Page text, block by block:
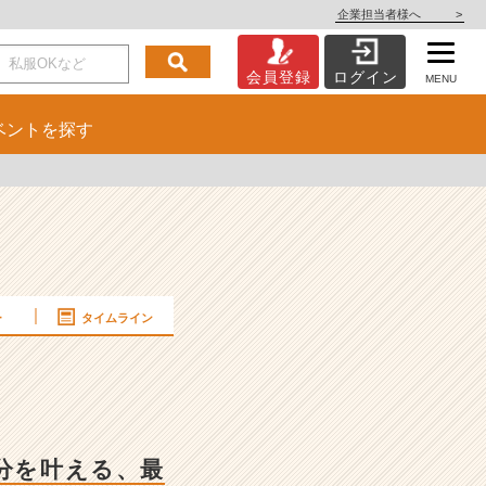
企業担当者様へ >
会員登録 ログイン MENU
ント を探す
タイムライン
を叶える、最